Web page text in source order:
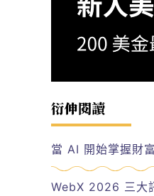
衍伸閱讀
當 AI 開始掌握財
WebX 2026 三大